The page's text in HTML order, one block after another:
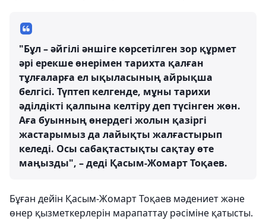
"Бұл – әйгілі әншіге көрсетілген зор құрмет
әрі ерекше өнерімен тарихта қалған
тұлғаларға ел ықыласының айрықша
белгісі. Түптеп келгенде, мұны тарихи
әділдікті қалпына келтіру деп түсінген жөн.
Аға буынның өнердегі жолын қазіргі
жастарымыз да лайықты жалғастырып
келеді. Осы сабақтастықты сақтау өте
маңызды", – деді Қасым-Жомарт Тоқаев.
Бұған дейін Қасым-Жомарт Тоқаев мәдениет және
өнер қызметкерлерін марапаттау рәсіміне қатысты.